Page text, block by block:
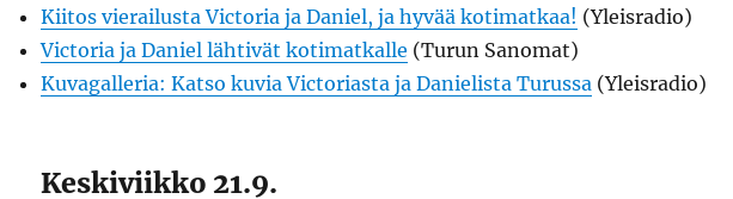
Kiitos vierailusta Victoria ja Daniel, ja hyvää kotimatkaa! (Yleisradio)
Victoria ja Daniel lähtivät kotimatkalle (Turun Sanomat)
Kuvagalleria: Katso kuvia Victoriasta ja Danielista Turussa (Yleisradio)
Keskiviikko 21.9.